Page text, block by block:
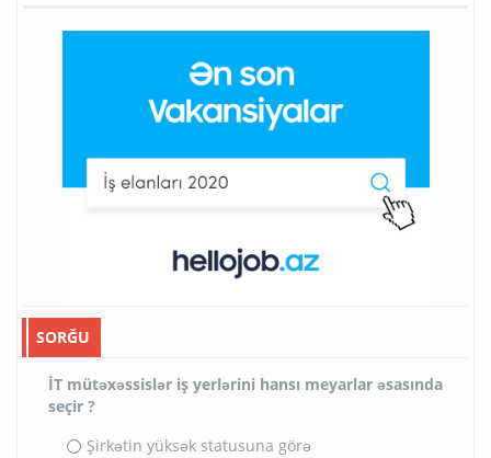
SORĞU
İT mütəxəssislər iş yerlərini hansı meyarlar əsasında
seçir ?
Şirkətin yüksək statusuna görə